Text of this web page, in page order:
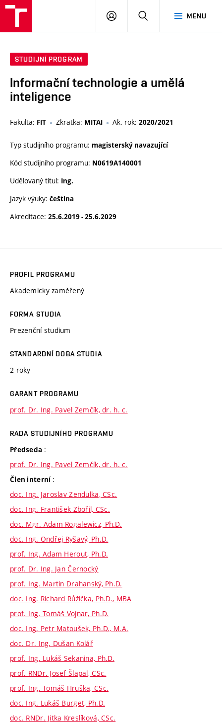
MENU
PŘIHLÁSIT
STUDIJNÍ PROGRAM
Informační technologie a umělá
inteligence
Fakulta: FIT Zkratka: MITAI Ak. rok: 2020/2021
Typ studijního programu: magisterský navazující
Kód studijního programu: N0619A140001
Udělovaný titul: Ing.
Jazyk výuky: čeština
Akreditace: 25.6.2019 - 25.6.2029
PROFIL PROGRAMU
Akademicky zaměřený
FORMA STUDIA
Prezenční studium
STANDARDNÍ DOBA STUDIA
2 roky
GARANT PROGRAMU
prof. Dr. Ing. Pavel Zemčík, dr. h. c.
RADA STUDIJNÍHO PROGRAMU
Předseda :
prof. Dr. Ing. Pavel Zemčík, dr. h. c.
Člen interní :
doc. Ing. Jaroslav Zendulka, CSc.
doc. Ing. František Zbořil, CSc.
doc. Mgr. Adam Rogalewicz, Ph.D.
doc. Ing. Ondřej Ryšavý, Ph.D.
prof. Ing. Adam Herout, Ph.D.
prof. Dr. Ing. Jan Černocký
prof. Ing. Martin Drahanský, Ph.D.
doc. Ing. Richard Růžička, Ph.D., MBA
prof. Ing. Tomáš Vojnar, Ph.D.
doc. Ing. Petr Matoušek, Ph.D., M.A.
doc. Dr. Ing. Dušan Kolář
prof. Ing. Lukáš Sekanina, Ph.D.
prof. RNDr. Josef Šlapal, CSc.
prof. Ing. Tomáš Hruška, CSc.
doc. Ing. Lukáš Burget, Ph.D.
doc. RNDr. Jitka Kreslíková, CSc.